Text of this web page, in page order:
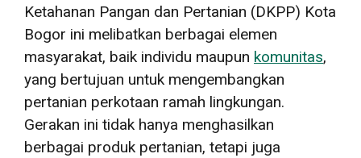
Ketahanan Pangan dan Pertanian (DKPP) Kota
Bogor ini melibatkan berbagai elemen
masyarakat, baik individu maupun komunitas,
yang bertujuan untuk mengembangkan
pertanian perkotaan ramah lingkungan.
Gerakan ini tidak hanya menghasilkan
berbagai produk pertanian, tetapi juga